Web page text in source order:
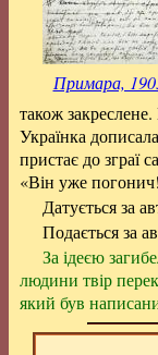
Примара,
також
Українка
пристає до зграї
«Він уже
Датується за
Подається за
За ідеєю
людини твір
який був